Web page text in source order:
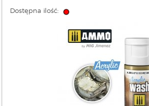
Dostępna ilość: